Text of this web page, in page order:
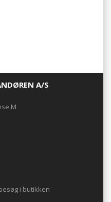
A/S
M
i butikken